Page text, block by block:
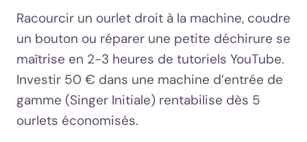
Racourcir un ourlet droit à la machine, coudre
un bouton ou réparer une petite déchirure se
maîtrise en 2-3 heures de tutoriels YouTube.
Investir 50 € dans une machine d’entrée de
gamme (Singer Initiale) rentabilise dès 5
ourlets économisés.